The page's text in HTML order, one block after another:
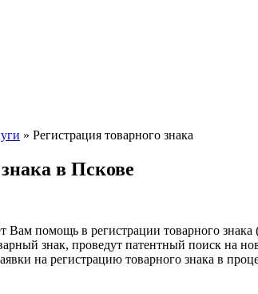
» Регистрация товарного знака
в Пскове
Вам помощь в регистрации товарного
знак, проведут патентный поиск
на регистрацию товарного знака в